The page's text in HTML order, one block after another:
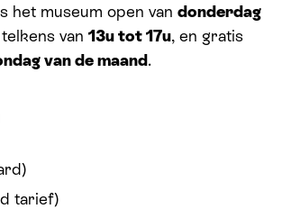
het museum open van donderdag
telkens van 13u tot 17u, en gratis
van de maand.
tarief)